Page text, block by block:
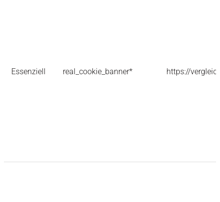
Essenziell real_cookie_banner* https://